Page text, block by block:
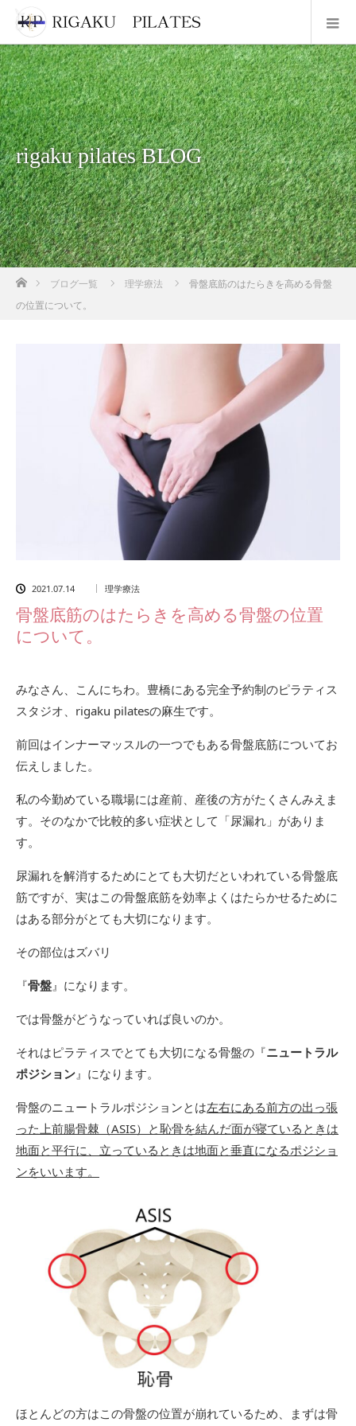
rigaku pilates BLOG
ホームブログ一覧 理学療法
骨盤底筋のはたらきを高める骨盤
の位置について。
2021.07.14 理学療法
骨盤底筋のはたらきを高める骨盤の位置
について。
みなさん、こんにちわ。豊橋にある完全予約制のピラティス
スタジオ、rigaku pilatesの麻生です。
前回はインナーマッスルの一つでもある骨盤底筋についてお
伝えしました。
私の今勤めている職場には産前、産後の方がたくさんみえま
す。そのなかで比較的多い症状として「尿漏れ」がありま
す。
尿漏れを解消するためにとても大切だといわれている骨盤底
筋ですが、実はこの骨盤底筋を効率よくはたらかせるために
はある部分がとても大切になります。
その部位はズバリ
『骨盤 』になります。
では骨盤がどうなっていれば良いのか。
それはピラティスでとても大切になる骨盤の『ニュートラル
ポジション 』になります。
骨盤のニュートラルポジションとは左右にある前方の出っ張
った上前腸骨棘（ASIS）と恥骨を結んだ面が寝ているときは
地面と平行に、立っているときは地面と垂直になるポジショ
ンをいいます。
ほとんどの方はこの骨盤の位置が崩れているため、まずは骨